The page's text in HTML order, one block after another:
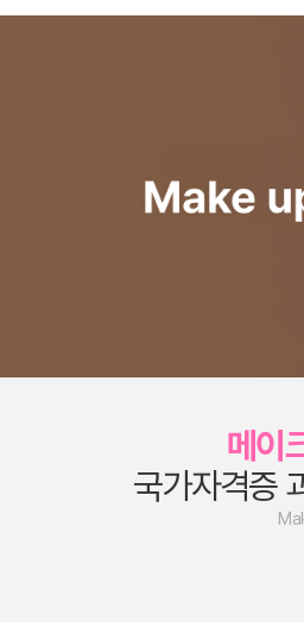
메이
국가자격증